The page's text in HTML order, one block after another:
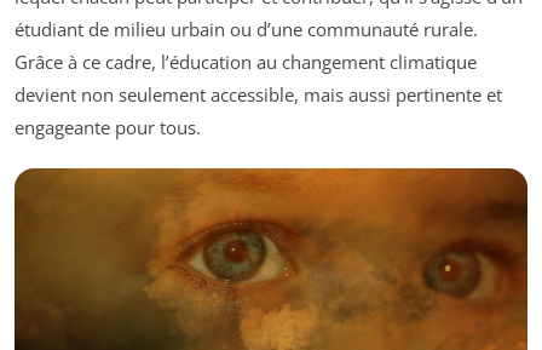
étudiant de milieu urbain ou d’une communauté rurale.
Grâce à ce cadre, l’éducation au changement climatique
devient non seulement accessible, mais aussi pertinente et
engageante pour tous.